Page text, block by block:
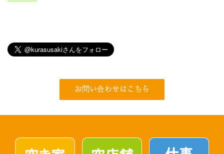
お問い合わせはこちら